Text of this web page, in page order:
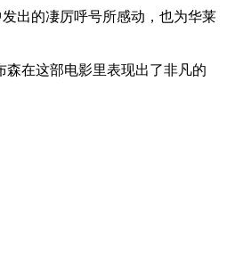
出的凄厉呼号所感动，也为华莱
在这部电影里表现出了非凡的